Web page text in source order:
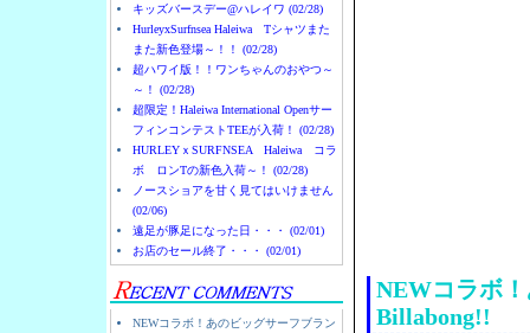
キッズバースデー@ハレイワ (02/28)
HurleyxSurfnsea Haleiwa Tシャツまた
また新色登場～！！ (02/28)
超ハワイ版！！ワンちゃんのおやつ～
～！ (02/28)
超限定！Haleiwa International Openサー
フィンコンテストTEEが入荷！ (02/28)
HURLEYｘSURFNSEA Haleiwa コラ
ボ ロンTの新色入荷～！ (02/28)
ノースショアを甘く見てはいけません
(02/06)
遠足が豚足になった日・・・ (02/01)
お店のセール終了・・・ (02/01)
NEWコラボ！あのビッグサーフブラン
NEWコラボ
Billabong!!